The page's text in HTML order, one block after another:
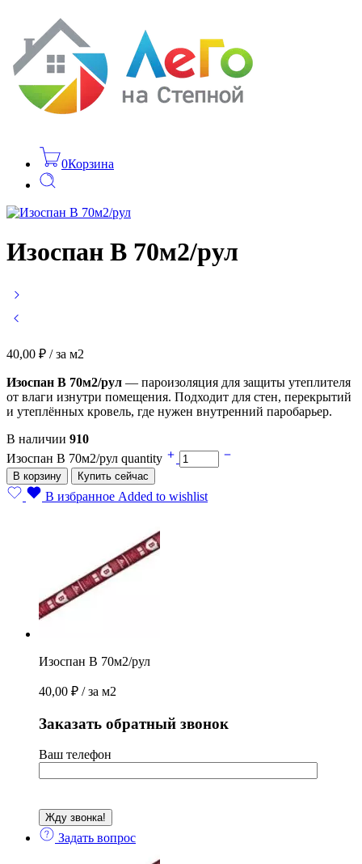
0Корзина
Изоспан В 70м2/рул
40,00 ₽ / за м2
Изоспан В 70м2/рул — пароизоляция для защиты утеплителя
от влаги изнутри помещения. Подходит для стен, перекрытий
и утеплённых кровель, где нужен внутренний паробарьер.
В наличии 910
Изоспан В 70м2/рул quantity
В корзину Купить сейчас
В избранное Added to wishlist
Изоспан В 70м2/рул
40,00 ₽ / за м2
Заказать обратный звонок
Ваш телефон
Задать вопрос